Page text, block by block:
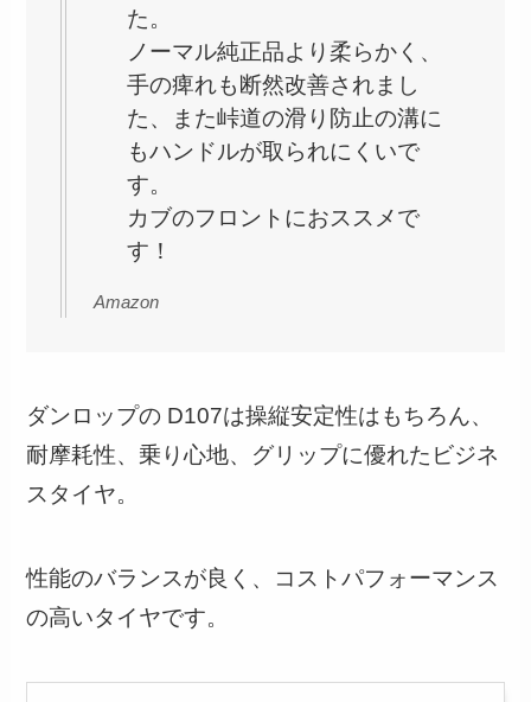
た。
ノーマル純正品より柔らかく、
手の痺れも断然改善されまし
た、また峠道の滑り防止の溝に
もハンドルが取られにくいで
す。
カブのフロントにおススメで
す！
Amazon
ダンロップの D107は操縦安定性はもちろん、
耐摩耗性、乗り心地、グリップに優れたビジネ
スタイヤ。
性能のバランスが良く、コストパフォーマンス
の高いタイヤです。